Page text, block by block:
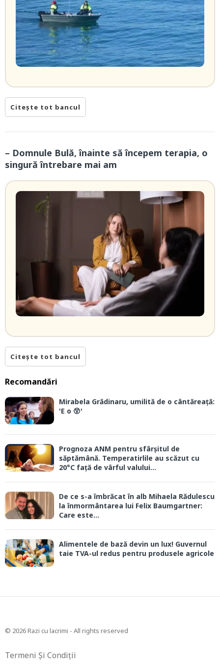
Citește tot bancul
– Domnule Bulă, înainte să începem terapia, o
singură întrebare mai am
Citește tot bancul
Recomandări
Mirabela Grădinaru, umilită de o cântăreață:
'E o 😲'
Prognoza ANM pentru sfârșitul de
săptămână. Temperatirlile au scăzut cu
20°C față de vârful valului...
De ce s-a îmbrăcat în alb Mihaela Rădulescu
la înmormântarea lui Felix Baumgartner:
Care este...
Alimentele de bază devin un lux! Guvernul
taie TVA-ul redus pentru produsele agricole
© 2026 Razi cu lacrimi - All rights reserved
Termeni Și Condiții